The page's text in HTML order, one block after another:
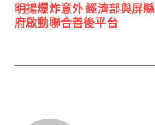
明揚爆炸意外 經濟部與屏縣
府啟動聯合善後平台